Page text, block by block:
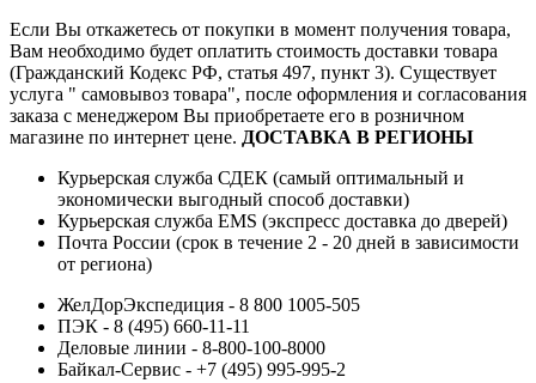
Если Вы откажетесь от покупки в момент получения товара,
Вам необходимо будет оплатить стоимость доставки товара
(Гражданский Кодекс РФ, статья 497, пункт 3). Существует
услуга " самовывоз товара", после оформления и согласования
заказа с менеджером Вы приобретаете его в розничном
магазине по интернет цене. ДОСТАВКА В РЕГИОНЫ
Курьерская служба СДЕК (самый оптимальный и
экономически выгодный способ доставки)
Курьерская служба EMS (экспресс доставка до дверей)
Почта России (срок в течение 2 - 20 дней в зависимости
от региона)
ЖелДорЭкспедиция - 8 800 1005-505
ПЭК - 8 (495) 660-11-11
Деловые линии - 8-800-100-8000
Байкал-Сервис - +7 (495) 995-995-2